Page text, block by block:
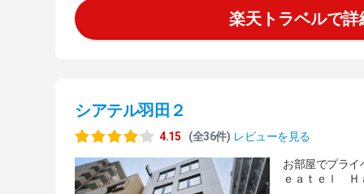
楽天トラベルで詳
シアテル羽田２
4.15 (全36件) レビューを見る
お部屋でプラ
ｅａｔｅｌ Ｈ